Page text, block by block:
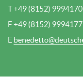
T +49 (8152) 9994170
F +49 (8152) 9994177
E